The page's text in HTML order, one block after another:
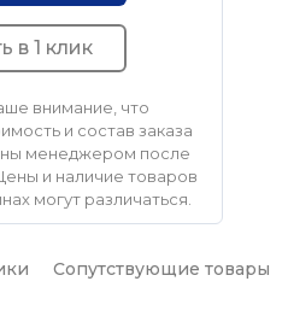
в 1 клик
внимание, что
и состав заказа
менеджером после
и наличие товаров
могут различаться.
Сопутствующие товары